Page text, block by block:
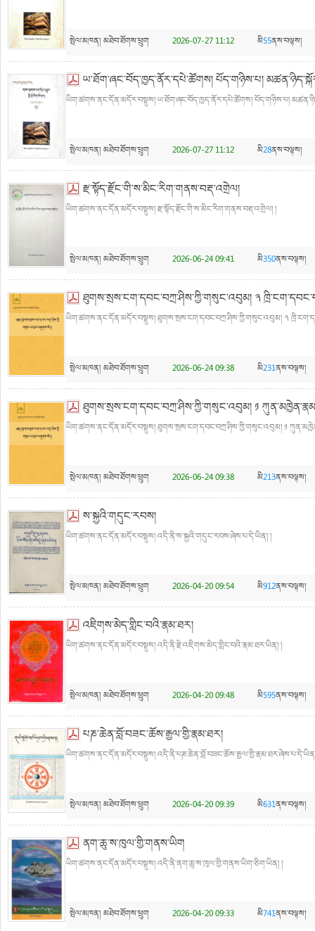
སྤེལ་མཁན། མཐེབ་ཐོགས་ཕྲུག 2026-07-27 11:12 མི55ནས་བལྟས།
ཡ་ཐོག་ཞང་བོད་ཁྱད་ནོར་དཔེ་ཚོགས། པོད་གཉིས་པ།
ཡིག་ཚགས་ནང་དོན་མདོར་བསྡུས། ཡ་ཐོག་ཞང་བོད་ཁྱད་ནོར་དཔེ་ཚོགས། པོད་གཉིས་པ།
སྤེལ་མཁན། མཐེབ་ཐོགས་ཕྲུག 2026-07-27 11:12 མི28ནས་བལྟས།
རྫ་སྟོད་རྫོང་གི་ས་མིང་རིག་གནས་བརྡ་འགྲེལ།
ཡིག་ཚགས་ནང་དོན་མདོར་བསྡུས། རྫ་སྟོད་རྫོང་གི་ས་མིང་རིག་གནས་བརྡ་འགྲེལ། །
སྤེལ་མཁན། མཐེབ་ཐོགས་ཕྲུག 2026-06-24 09:41 མི350ནས་བལྟས།
ཐུགས་སྲས་ངག་དབང་བཀྲ་ཤིས་ཀྱི་གསུང་འབུམ། ༢
ཡིག་ཚགས་ནང་དོན་མདོར་བསྡུས། ཐུགས་སྲས་ངག་དབང་བཀྲ་ཤིས་ཀྱི་གསུང་འབུམ། ༢
སྤེལ་མཁན། མཐེབ་ཐོགས་ཕྲུག 2026-06-24 09:38 མི231ནས་བལྟས།
ཐུགས་སྲས་ངག་དབང་བཀྲ་ཤིས་ཀྱི་གསུང་འབུམ། ༡
ཡིག་ཚགས་ནང་དོན་མདོར་བསྡུས། ཐུགས་སྲས་ངག་དབང་བཀྲ་ཤིས་ཀྱི་གསུང་འབུམ། ༡
སྤེལ་མཁན། མཐེབ་ཐོགས་ཕྲུག 2026-06-24 09:38 མི213ནས་བལྟས།
ས་སྐྱའི་གདུང་རབས།
ཡིག་ཚགས་ནང་དོན་མདོར་བསྡུས། འདི་ནི་ས་སྐྱའི་གདུང་རབས་ཞེས་པ་དེ་ཡིན། །
སྤེལ་མཁན། མཐེབ་ཐོགས་ཕྲུག 2026-04-20 09:54 མི912ནས་བལྟས།
འཇིགས་མེད་གླིང་བའི་རྣམ་ཐར།
ཡིག་ཚགས་ནང་དོན་མདོར་བསྡུས། འདི་ནི་རྗེ་འཇིགས་མེད་གླིང་བའི་རྣམ་ཐར་ཡིན། །
སྤེལ་མཁན། མཐེབ་ཐོགས་ཕྲུག 2026-04-20 09:48 མི595ནས་བལྟས།
པཎ་ཆེན་བློ་བཟང་ཆོས་རྒྱལ་གྱི་རྣམ་ཐར།
ཡིག་ཚགས་ནང་དོན་མདོར་བསྡུས།
སྤེལ་མཁན། མཐེབ་ཐོགས་ཕྲུག 2026-04-20 09:39 མི631ནས་བལྟས།
ནག་ཆུ་ས་ཁུལ་གྱི་གནས་ཡིག
ཡིག་ཚགས་ནང་དོན་མདོར་བསྡུས། འདི་ནི་ནག་ཆུ་ས་ཁུལ་གྱི་གནས་ཡིག་ཅིག་ཡིན། །
སྤེལ་མཁན། མཐེབ་ཐོགས་ཕྲུག 2026-04-20 09:33 མི741ནས་བལྟས།